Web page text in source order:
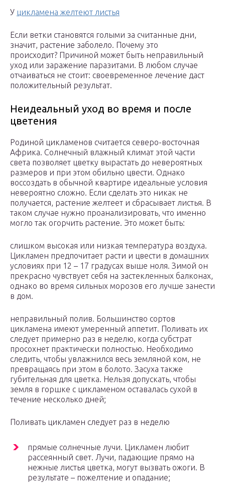
У цикламена желтеют листья
Если ветки становятся голыми за считанные дни,
значит, растение заболело. Почему это
происходит? Причиной может быть неправильный
уход или заражение паразитами. В любом случае
отчаиваться не стоит: своевременное лечение даст
положительный результат.
Неидеальный уход во время и после
цветения
Родиной цикламенов считается северо-восточная
Африка. Солнечный влажный климат этой части
света позволяет цветку вырастать до невероятных
размеров и при этом обильно цвести. Однако
воссоздать в обычной квартире идеальные условия
невероятно сложно. Если сделать это никак не
получается, растение желтеет и сбрасывает листья. В
таком случае нужно проанализировать, что именно
могло так огорчить растение. Это может быть:
слишком высокая или низкая температура воздуха.
Цикламен предпочитает расти и цвести в домашних
условиях при 12 – 17 градусах выше ноля. Зимой он
прекрасно чувствует себя на застекленных балконах,
однако во время сильных морозов его лучше занести
в дом.
неправильный полив. Большинство сортов
цикламена имеют умеренный аппетит. Поливать их
следует примерно раз в неделю, когда субстрат
просохнет практически полностью. Необходимо
следить, чтобы увлажнился весь земляной ком, не
превращаясь при этом в болото. Засуха также
губительная для цветка. Нельзя допускать, чтобы
земля в горшке с цикламеном оставалась сухой в
течение несколько дней;
Поливать цикламен следует раз в неделю
прямые солнечные лучи. Цикламен любит
рассеянный свет. Лучи, падающие прямо на
нежные листья цветка, могут вызвать ожоги. В
результате – пожелтение и опадание;